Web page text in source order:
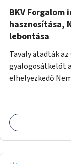
BKV Forgalom
hasznosítása,
lebontása
Tavaly átadták
gyalogosátkelőt
elhelyezkedő
közepén.
bérbe az említett